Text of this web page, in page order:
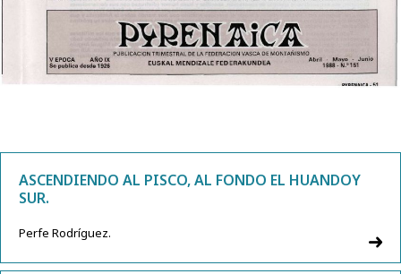
ASCENDIENDO AL PISCO, AL FONDO EL HUANDOY
SUR.
Perfe Rodríguez.